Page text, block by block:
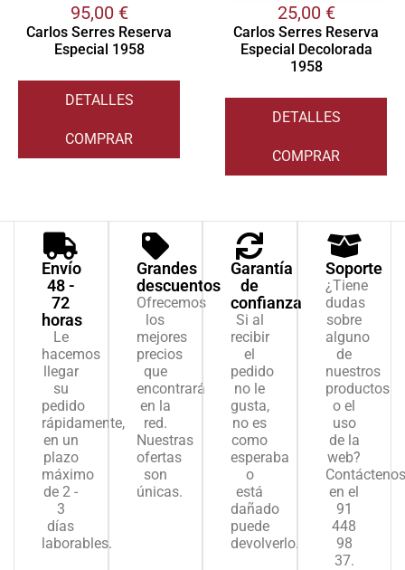
95,00 €
Carlos Serres Reserva
Especial 1958
DETALLES
COMPRAR
25,00 €
Carlos Serres Reserva
Especial Decolorada
1958
DETALLES
COMPRAR
Envío
48 -
72
horas
Le
hacemos
llegar
su
pedido
rápidamente,
en un
plazo
máximo
de 2 -
3
días
laborables.
Grandes
descuentos
Ofrecemos
los
mejores
precios
que
encontrará
en la
red.
Nuestras
ofertas
son
únicas.
Garantía
de
confianza
Si al
recibir
el
pedido
no le
gusta,
no es
como
esperaba
o
está
dañado
puede
devolverlo.
Soporte
¿Tiene
dudas
sobre
alguno
de
nuestros
productos
o el
uso
de la
web?
Contáctenos
en el
91
448
98
37.